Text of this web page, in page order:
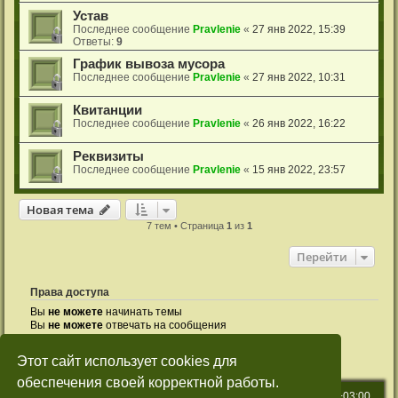
Этот сайт использует cookies для
обеспечения своей корректной работы.
Устав
Последнее сообщение Pravlenie « 27 янв 2022, 15:39
Ответы: 9
График вывоза мусора
Последнее сообщение Pravlenie « 27 янв 2022, 10:31
Квитанции
Последнее сообщение Pravlenie « 26 янв 2022, 16:22
Реквизиты
Последнее сообщение Pravlenie « 15 янв 2022, 23:57
Новая тема
Новаятема
7 тем • Страница 1 из 1
Перейти
Права доступа
Вы не можете начинать темы
Вы не можете отвечать на сообщения
Выне можетередактировать свои сообщения
не можете
Вы не можете добавлять вложения